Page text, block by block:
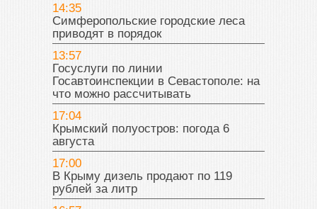
14:35
Симферопольские городские леса
приводят в порядок
13:57
Госуслуги по линии
Госавтоинспекции в Севастополе: на
что можно рассчитывать
17:04
Крымский полуостров: погода 6
августа
17:00
В Крыму дизель продают по 119
рублей за литр